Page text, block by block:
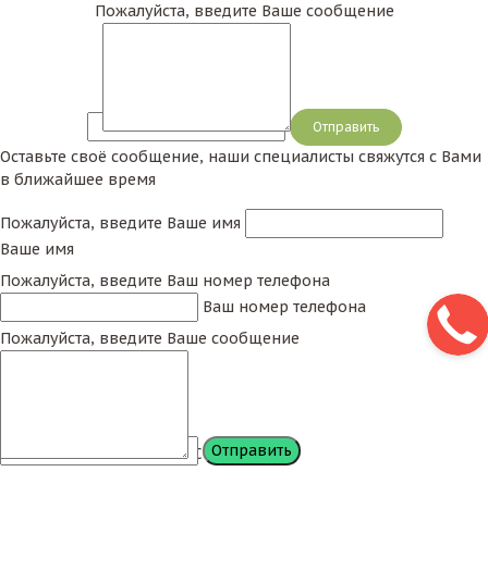
Пожалуйста, введите Ваше сообщение
Сообщение
Оставьте своё сообщение, наши специалисты свяжутся с Вами
в ближайшее время
Пожалуйста, введите Ваше имя
Ваше имя
Пожалуйста, введите Ваш номер телефона
Ваш номер телефона
Пожалуйста, введите Ваше сообщение
Сообщение